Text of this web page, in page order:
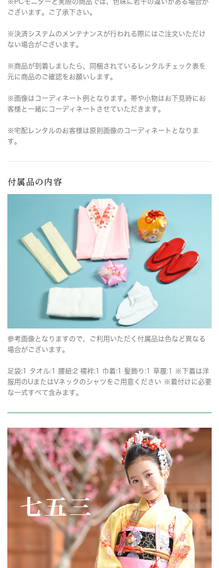
※PCモニターと実際の商品では、色味に若干の違いがある場合が
ございます。ご了承下さい。
※決済システムのメンテナンスが行われる際にはご注文いただけ
ない場合がございます。
※商品が到着しましたら、同梱されているレンタルチェック表を
元に商品のご確認をお願いします。
※画像はコーディネート例となります。帯や小物はお下見時にお
客様と一緒にコーディネートさせていただきます。
※宅配レンタルのお客様は原則画像のコーディネートとなりま
す。
付属品の内容
参考画像となりますので、ご利用いただく付属品は色など異なる
場合がございます。
足袋:1 タオル:1 腰紐:2 襦袢:1 巾着:1 髪飾り:1 草履:1 ※下着は洋
服用のUまたはVネックのシャツをご用意ください ※着付けに必要
な一式すべて含みます。